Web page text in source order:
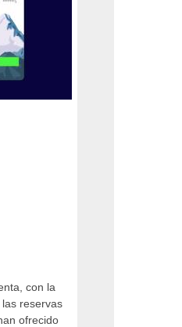
con la
reservas
ofrecido